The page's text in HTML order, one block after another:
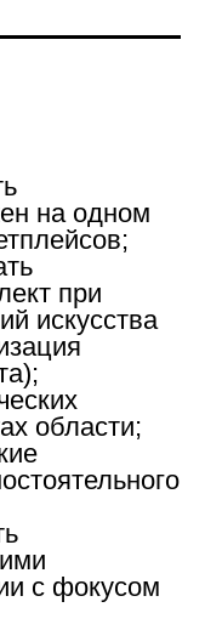
на одном
при
искусства
области;
с фокусом